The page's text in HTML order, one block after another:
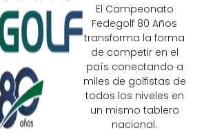
El Campeonato
Fedegolf 80 Años
transforma la forma
de competir en el
país conectando a
miles de golfistas de
todos los niveles en
un mismo tablero
nacional.